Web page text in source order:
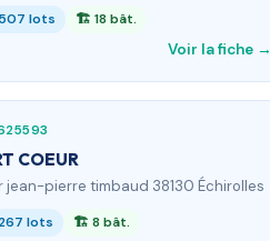
lots 🏗 18 bât.
Voir la fiche →
COEUR
r jean-pierre timbaud 38130 Échirolles
lots 🏗 8 bât.